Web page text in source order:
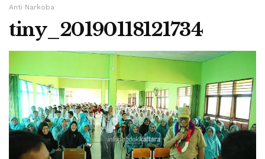
Anti Narkoba
tiny_20190118121734